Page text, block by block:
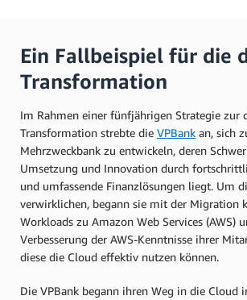
Ein Fallbeispiel für die
Transformation
Im Rahmen einer fünfjährigen Strategie zur
Transformation strebte die VPBank an, sich
Mehrzweckbank zu entwickeln, deren
Umsetzung und Innovation durch
und umfassende Finanzlösungen liegt. Um
verwirklichen, begann sie mit der Migration
Workloads zu Amazon Web Services (AWS)
Verbesserung der AWS-Kenntnisse ihrer
diese die Cloud effektiv nutzen können.
Die VPBank begann ihren Weg in die Cloud